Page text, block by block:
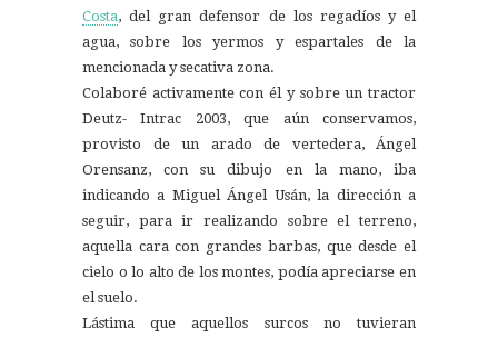
Costa, del gran defensor de los regadíos y el
agua, sobre los yermos y espartales de la
mencionada y secativa zona.
Colaboré activamente con él y sobre un tractor
Deutz- Intrac 2003, que aún conservamos,
provisto de un arado de vertedera, Ángel
Orensanz, con su dibujo en la mano, iba
indicando a Miguel Ángel Usán, la dirección a
seguir, para ir realizando sobre el terreno,
aquella cara con grandes barbas, que desde el
cielo o lo alto de los montes, podía apreciarse en
el suelo.
Lástima que aquellos surcos no tuvieran